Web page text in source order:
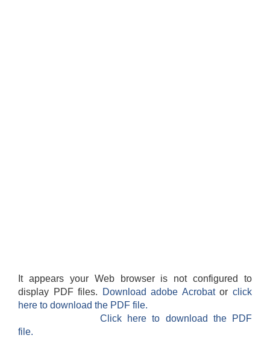
It appears your Web browser is not configured to
display PDF files.
Download adobe Acrobatorclick
here to download the PDF file.
Click here to download the PDF
file.